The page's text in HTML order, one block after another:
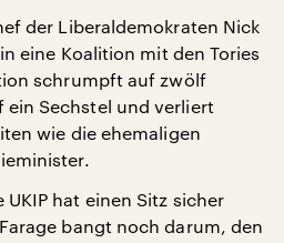
der Liberaldemokraten Nick
eine Koalition mit den Tories
schrumpft auf zwölf
Sechstel und verliert
wie die ehemaligen
hat einen Sitz sicher
bangt noch darum, den